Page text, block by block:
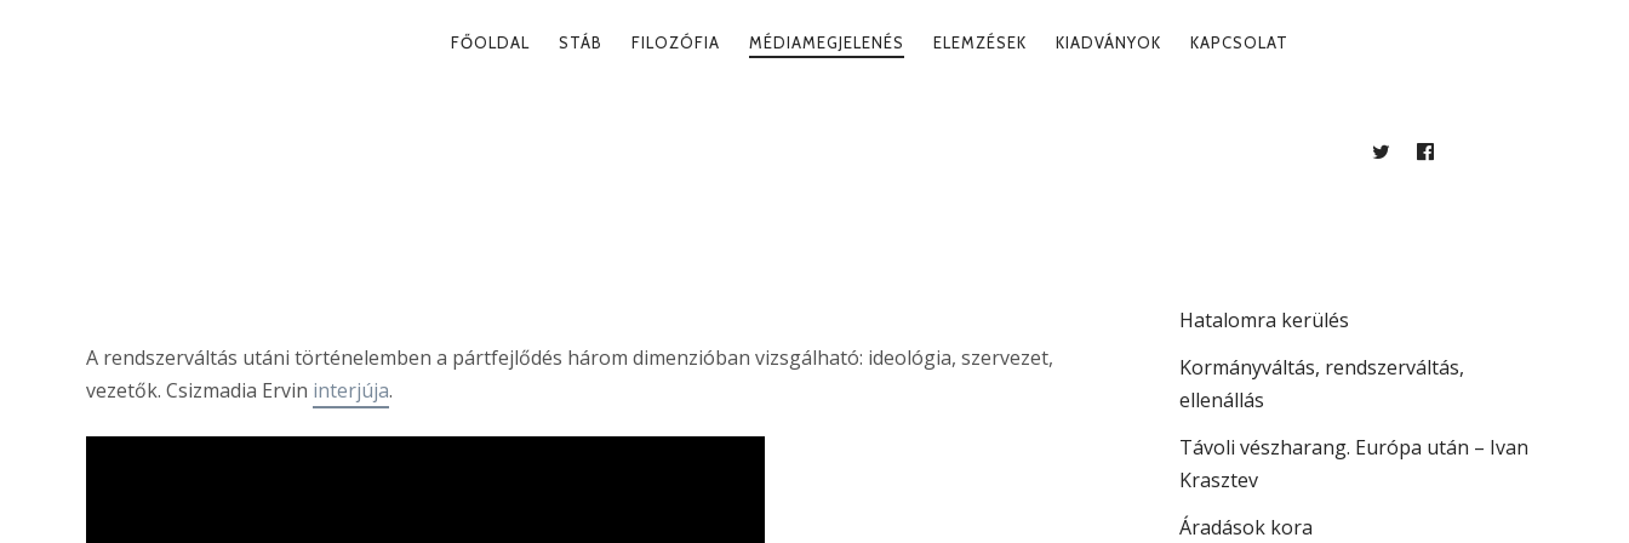
PRIMARY
FŐOLDAL STÁB FILOZÓFIA MÉDIAMEGJELENÉS ELEMZÉSEK KIADVÁNYOK KAPCSOLAT
TWITTERFACEBOOK
A rendszerváltás utáni történelemben a pártfejlődés három dimenzióban vizsgálható: ideológia, szervezet,
vezetők. Csizmadia Ervin interjúja.
Hatalomra kerülés
Kormányváltás, rendszerváltás,
ellenállás
Távoli vészharang. Európa után – Ivan
Krasztev
Áradások kora